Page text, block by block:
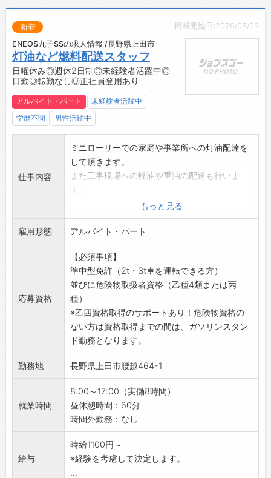
・駐車場
・自動販売機
・仕出し弁当注文可能（430円）
【会社より】
意欲的に仕事に取り組める方を希望します。繁
忙期や受注量によって、残業になる場合があり
ます。
当社は設立以来、小物精密プレス部品の金型設
定・製作・加工を一貫して行っている企業で
す。お客様のニーズが精密から超精密へより高
製品に作りこんでお届けしています。
レンジし続け、オンリーワン企業を目指して行
きます。岡谷精密工業にしかできないモノづく
りに一緒に挑戦して行きましょう。
【経営理念・方針】
■経営理念
1. 常に新しい発想を展開し、企業の社会責任を
遂行する
2. 人材開発、自己研鑽を通じて「豊かな人間
性」と「企業力」を培い、オンリーワン企業を
目指す
3. 技術を追求し新しい価値を創造して、企業発
展と社会寄与し、若い世代に製造業を伝承する
■経営方針
1. 超精密部品加工に挑戦し日本の物作りを続け
若い世代に引き継ぐ
ISO管理への全面協力
3. 各グループ相互協力により、岡谷精密工業株
掲載開始日:2026/08/05
新着
ENEOS丸子SSの求人情報 /長野県上田市
灯油など燃料配送スタッフ
日曜休み◎週休2日制◎未経験者活躍中◎
日勤◎転勤なし◎正社員登用あり
アルバイト・パート
未経験者活躍中
学歴不問
男性活躍中
仕事内容
ミニローリーでの家庭や事業所への灯油配達を
して頂きます。
また工事現場への軽油や重油の配送も行いま
夜間配送や長距離配送もなく、配送先は基本的
に決まっているので安心です。
ドライバーの仕事がメインになりますが、配送
がないときはガソリンスタンドでの接客やタイ
ヤ交換なども手伝って頂きます。
※危険物資格のない方は資格取得までの間は、
ガソリンスタンド勤務となります。
※乙四資格取得のサポートあり！働きながら資
格取得ができます！
※正社員登用あり
もっと見る
雇用形態 アルバイト・パート
応募資格
【必須事項】
準中型免許（2t・3t車を運転できる方）
並びに危険物取扱者資格（乙種4類または丙
種）
※乙四資格取得のサポートあり！危険物資格の
ない方は資格取得までの間は、ガソリンスタン
ド勤務となります。
勤務地 長野県上田市腰越464-1
就業時間
8:00～17:00（実働8時間）
昼休憩時間：60分
時間外勤務：なし
給与
時給1100円～
※経験を考慮して決定します。
...